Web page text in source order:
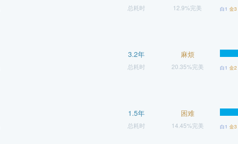
总耗时 12.9%完美 白1 金3
3.2年
总耗时
麻烦
20.35%完美 白1 金2
1.5年
总耗时
困难
14.45%完美 白1 金3